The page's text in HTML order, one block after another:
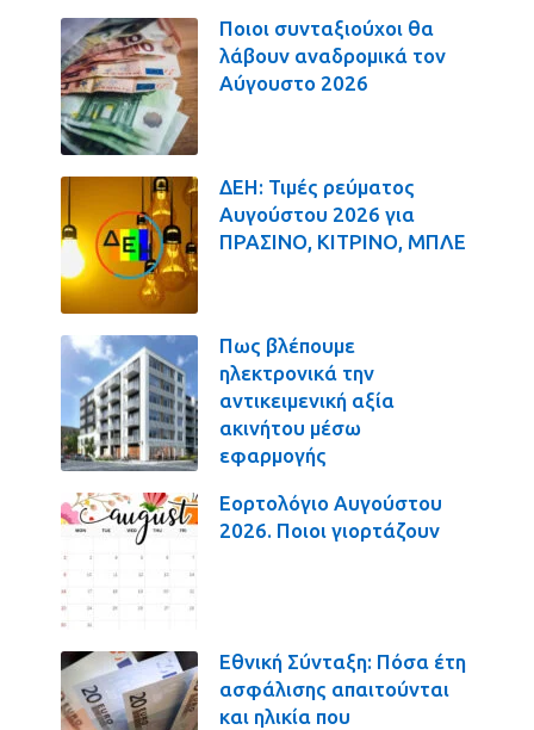
Ποιοι συνταξιούχοι θα
λάβουν αναδρομικά τον
Αύγουστο 2026
ΔΕΗ: Τιμές ρεύματος
Αυγούστου 2026 για
ΠΡΑΣΙΝΟ, ΚΙΤΡΙΝΟ, ΜΠΛΕ
Πως βλέπουμε
ηλεκτρονικά την
αντικειμενική αξία
ακινήτου μέσω
εφαρμογής
Εορτολόγιο Αυγούστου
2026. Ποιοι γιορτάζουν
Εθνική Σύνταξη: Πόσα έτη
ασφάλισης απαιτούνται
και ηλικία που